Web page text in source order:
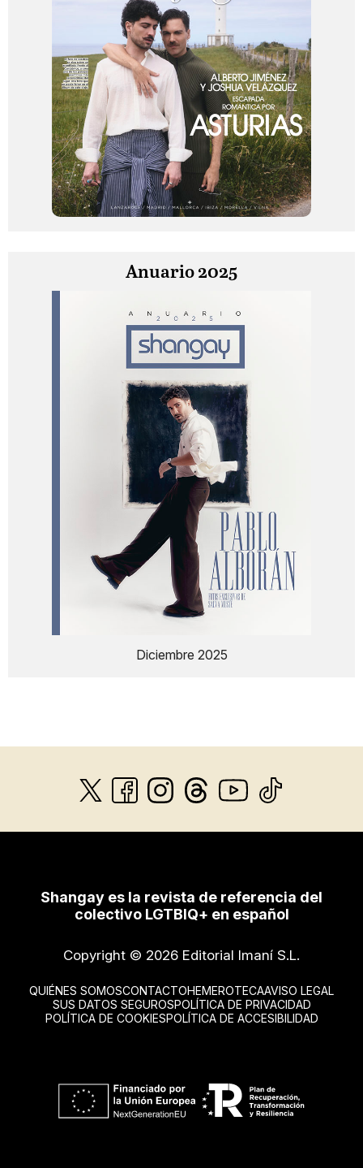
Anuario 2025
Diciembre 2025
Shangay es la revista de referencia del
colectivo LGTBIQ+ en español
Copyright © 2026 Editorial Imaní S.L.
QUIÉNES SOMOSCONTACTOHEMEROTECAAVISO LEGAL
SUS DATOS SEGUROSPOLÍTICA DE PRIVACIDAD
POLÍTICA DE COOKIESPOLÍTICA DE ACCESIBILIDAD